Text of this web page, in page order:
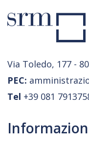
Via Toledo, 177 -
PEC:
Tel +39 081